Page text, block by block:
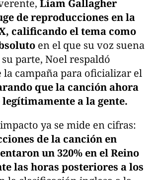
Liam Gallagher
de reproducciones en la
calificando el tema como
en el que su voz suena
parte, Noel respaldó
campaña para oficializar el
que la canción ahora
a la gente.
ya se mide en cifras:
de la canción en
un 320% en el Reino
las horas posteriores a los